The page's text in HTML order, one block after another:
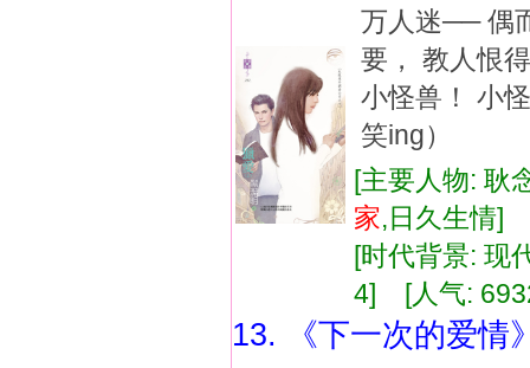
万人迷── 偶
要， 教人恨
小怪兽！ 小
笑ing）
[主要人物:
家,日久生情
[时代背景:
4] [人气:
13. 《下一次的爱情